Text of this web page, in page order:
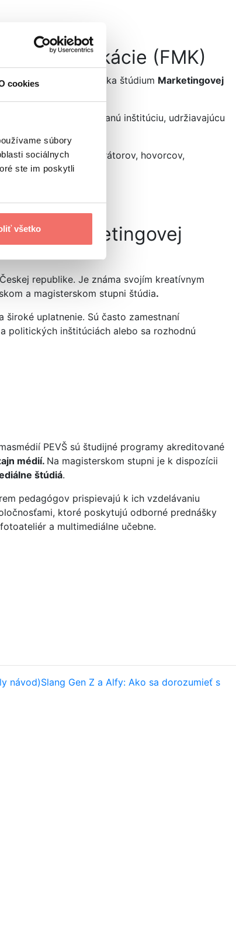
cookies
súbory
sociálnych
ste im poskytli
všetko
komunikácie (FMK)
k vzdelávaniu. Ponúka štúdium Marketingovej
na rešpektovanú inštitúciu, udržiavajúcu
marketérov, moderátorov, hovorcov,
marketingovej
republike. Je známa svojím kreatívnym
a magisterskom stupni štúdia.
uplatnenie. Sú často zamestnaní
politických inštitúciách alebo sa rozhodnú
PEVŠ sú študijné programy akreditované
médií. Na magisterskom stupni je k dispozícii
štúdiá.
pedagógov prispievajú k ich vzdelávaniu
ktoré poskytujú odborné prednášky
a multimediálne učebne.
návod)Slang Gen Z a Alfy: Ako sa dorozumieť s